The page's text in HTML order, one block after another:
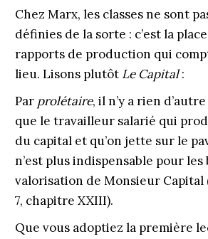
Chez Marx, les classes ne sont
définies de la sorte : c’est la
rapports de production qui
lieu. Lisons plutôt Le Capital:
Par prolétaire, il n’y a rien
que le travailleur salarié qui
du capital et qu’on jette sur le
n’est plus indispensable pour les
valorisation de Monsieur Capital
7, chapitre XXIII).
Que vous adoptiez la première